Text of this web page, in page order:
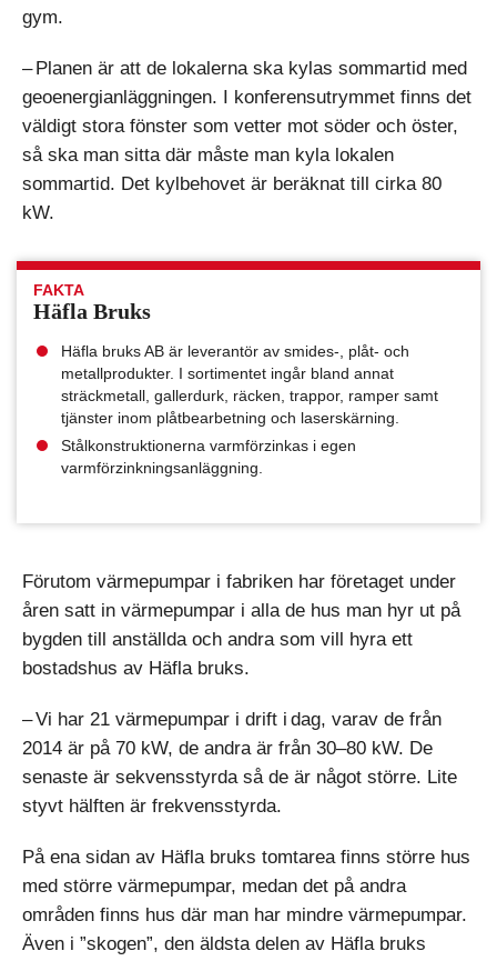
gym.
– Planen är att de lokalerna ska kylas sommartid med
geoenergianläggningen. I konferensutrymmet finns det
väldigt stora fönster som vetter mot söder och öster,
så ska man sitta där måste man kyla lokalen
sommartid. Det kylbehovet är beräknat till cirka 80
kW.
FAKTA
Häfla Bruks
Häfla bruks AB är leverantör av smides-, plåt- och
metallprodukter. I sortimentet ingår bland annat
sträckmetall, gallerdurk, räcken, trappor, ramper samt
tjänster inom plåtbearbetning och laserskärning.
Stålkonstruktionerna varmförzinkas i egen
varmförzinkningsanläggning.
Förutom värmepumpar i fabriken har företaget under
åren satt in värmepumpar i alla de hus man hyr ut på
bygden till anställda och andra som vill hyra ett
bostadshus av Häfla bruks.
– Vi har 21 värmepumpar i drift i dag, varav de från
2014 är på 70 kW, de andra är från 30–80 kW. De
senaste är sekvensstyrda så de är något större. Lite
styvt hälften är frekvensstyrda.
På ena sidan av Häfla bruks tomtarea finns större hus
med större värmepumpar, medan det på andra
områden finns hus där man har mindre värmepumpar.
Även i ”skogen”, den äldsta delen av Häfla bruks